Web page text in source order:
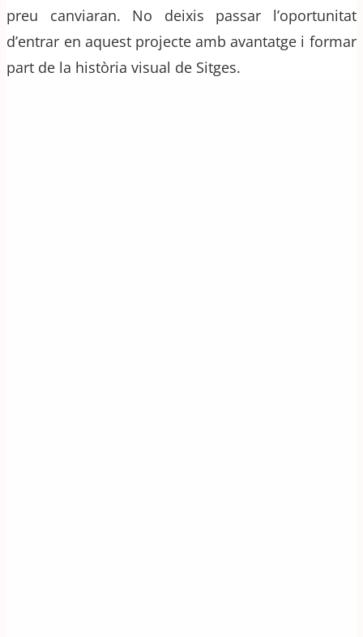
preu canviaran. No deixis passar l’oportunitat
d’entrar en aquest projecte amb avantatge i formar
part de la història visual de Sitges.